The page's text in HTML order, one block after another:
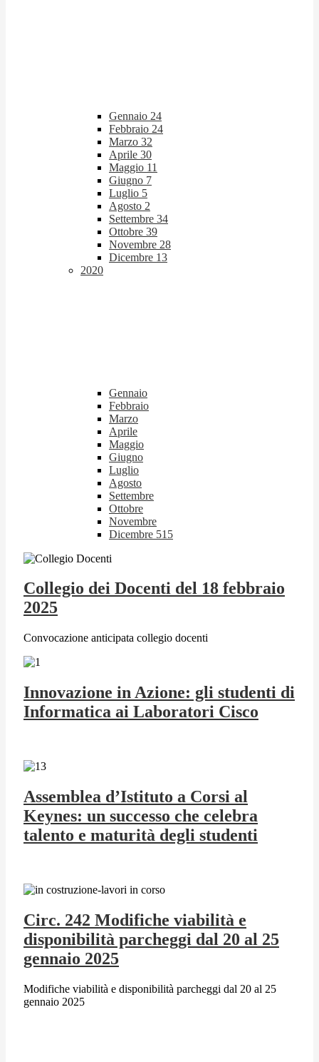
Gennaio 24
Febbraio 24
Marzo 32
Aprile 30
Maggio 11
Giugno 7
Luglio 5
Agosto 2
Settembre 34
Ottobre 39
Novembre 28
Dicembre 13
2020
Gennaio
Febbraio
Marzo
Aprile
Maggio
Giugno
Luglio
Agosto
Settembre
Ottobre
Novembre
Dicembre 515
Collegio dei Docenti del 18 febbraio
2025
Convocazione anticipata collegio docenti
Innovazione in Azione: gli studenti di
Informatica ai Laboratori Cisco
Assemblea d’Istituto a Corsi al
Keynes: un successo che celebra
talento e maturità degli studenti
Circ. 242 Modifiche viabilità e
disponibilità parcheggi dal 20 al 25
gennaio 2025
Modifiche viabilità e disponibilità parcheggi dal 20 al 25
gennaio 2025